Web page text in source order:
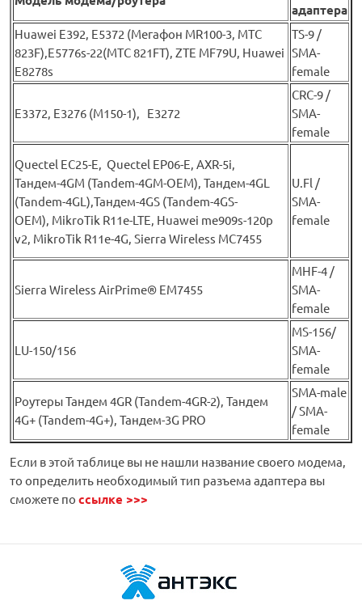
адаптера
Huawei Е392, E5372 (Мегафон MR100-3, МТС
823F),E5776s-22(МТС 821FT), ZTE MF79U, Huawei
E8278s
TS-9 /
SMA-
female
E3372, E3276 (М150-1), E3272
CRC-9 /
SMA-
female
Quectel EC25-E, Quectel EP06-E, AXR-5i,
Тандем-4GM (Tandem-4GM-OEM), Тандем-4GL
(Tandem-4GL),Тандем-4GS (Tandem-4GS-
OEM), MikroTik R11e-LTE, Huawei me909s-120p
v2, MikroTik R11e-4G, Sierra Wireless MC7455
U.Fl /
SMA-
female
Sierra Wireless AirPrime® EM7455
MHF-4 /
SMA-
female
LU-150/156
MS-156/
SMA-
female
Роутеры Тандем 4GR (Tandem-4GR-2), Тандем
4G+ (Tandem-4G+), Тандем-3G PRO
SMA-male
/ SMA-
female
Если в этой таблице вы не нашли название своего модема,
то определить необходимый тип разъема адаптера вы
сможете по ссылке >>>